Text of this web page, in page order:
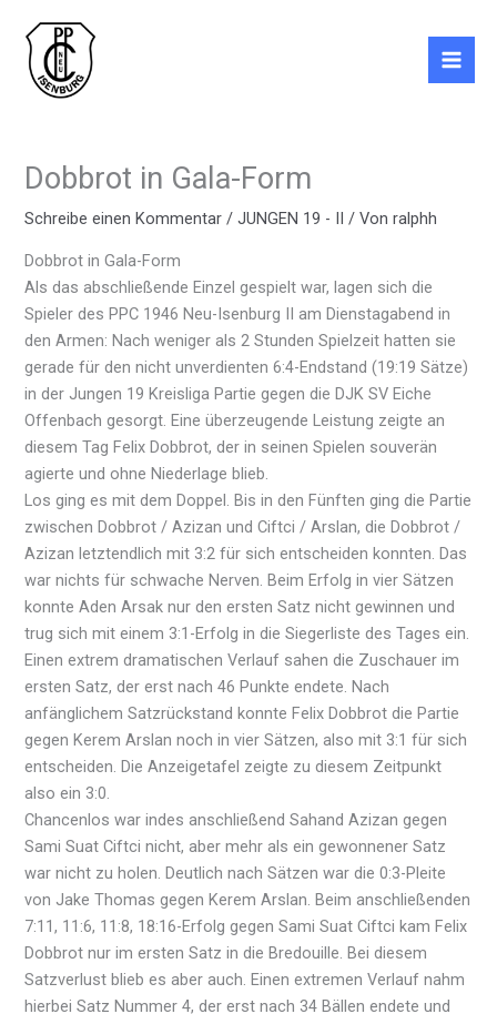
Inhalt
springen
Dobbrot in Gala-Form
Schreibe einen Kommentar /JUNGEN 19 - II / Vonralphh
Dobbrot in Gala-Form
Als das abschließende Einzel gespielt war, lagen sich die
Spieler des PPC 1946 Neu-Isenburg II am Dienstagabend in
den Armen: Nach weniger als 2 Stunden Spielzeit hatten sie
gerade für den nicht unverdienten 6:4-Endstand (19:19 Sätze)
in der Jungen 19 Kreisliga Partie gegen die DJK SV Eiche
Offenbach gesorgt. Eine überzeugende Leistung zeigte an
diesem Tag Felix Dobbrot, der in seinen Spielen souverän
agierte und ohne Niederlage blieb.
Los ging es mit dem Doppel. Bis in den Fünften ging die Partie
zwischen Dobbrot / Azizan und Ciftci / Arslan, die Dobbrot /
Azizan letztendlich mit 3:2 für sich entscheiden konnten. Das
war nichts für schwache Nerven. Beim Erfolg in vier Sätzen
konnte Aden Arsak nur den ersten Satz nicht gewinnen und
trug sich mit einem 3:1-Erfolg in die Siegerliste des Tages ein.
Einen extrem dramatischen Verlauf sahen die Zuschauer im
ersten Satz, der erst nach 46 Punkte endete. Nach
anfänglichem Satzrückstand konnte Felix Dobbrot die Partie
gegen Kerem Arslan noch in vier Sätzen, also mit 3:1 für sich
entscheiden. Die Anzeigetafel zeigte zu diesem Zeitpunkt
also ein 3:0.
Chancenlos war indes anschließend Sahand Azizan gegen
Sami Suat Ciftci nicht, aber mehr als ein gewonnener Satz
war nicht zu holen. Deutlich nach Sätzen war die 0:3-Pleite
von Jake Thomas gegen Kerem Arslan. Beim anschließenden
7:11, 11:6, 11:8, 18:16-Erfolg gegen Sami Suat Ciftci kam Felix
Dobbrot nur im ersten Satz in die Bredouille. Bei diesem
Satzverlust blieb es aber auch. Einen extremen Verlauf nahm
hierbei Satz Nummer 4, der erst nach 34 Bällen endete und